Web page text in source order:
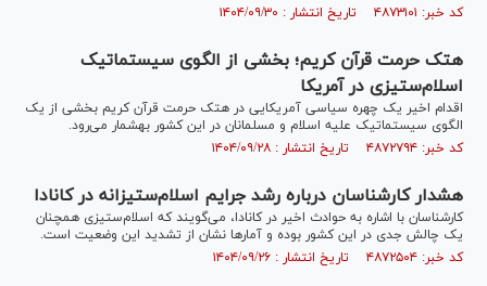
کد خبر: ۴۸۷۳۱۰۱ تاریخ انتشار : ۱۴۰۴/۰۹/۳۰
هتک حرمت قرآن کریم؛ بخشی از الگوی سیستماتیک
اسلام‌ستیزی در آمریکا
اقدام اخیر یک چهره سیاسی آمریکایی در هتک حرمت قرآن کریم بخشی از یک
الگوی سیستماتیک علیه اسلام و مسلمانان در این کشور به‎شمار می‌رود.
کد خبر: ۴۸۷۲۷۹۴ تاریخ انتشار : ۱۴۰۴/۰۹/۲۸
هشدار کارشناسان درباره رشد جرایم اسلام‌ستیزانه در کانادا
کارشناسان با اشاره به حوادث اخیر در کانادا، می‌گویند که اسلام‌ستیزی همچنان
یک چالش جدی در این کشور بوده و آمار‌ها نشان از تشدید این وضعیت است.
کد خبر: ۴۸۷۲۵۰۴ تاریخ انتشار : ۱۴۰۴/۰۹/۲۶